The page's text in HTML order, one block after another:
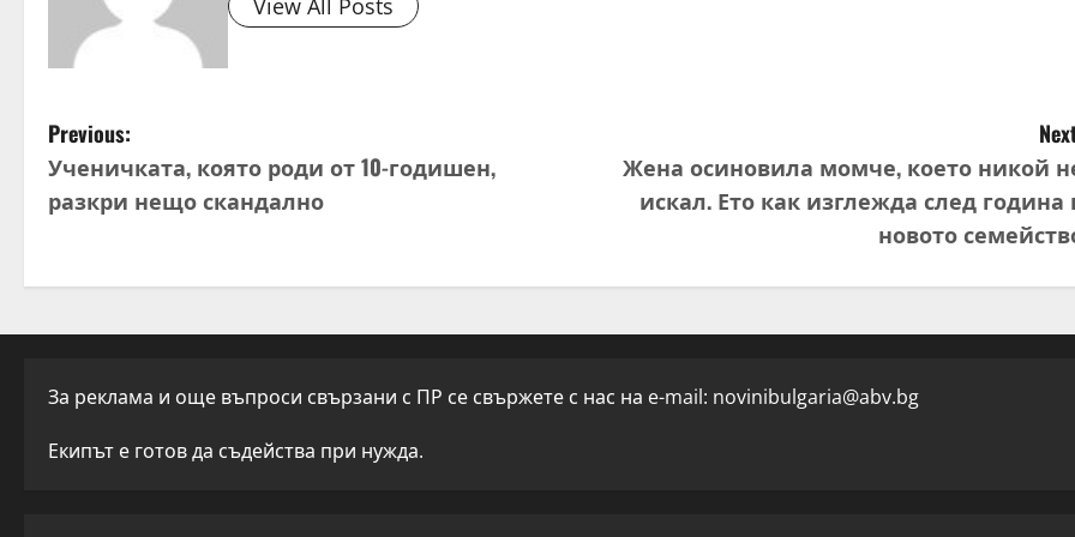
View All Posts
P
o
t
n
a
v
Previous:
Ученичката, която роди от 10-годишен,
разкри нещо скандално
Жена осиновила момче, което никой
искал. Ето как изглежда след година
новото
За реклама и още въпроси свързани с ПР се свържете с нас на e-mail: novinibulgaria@abv.bg
Екипът е готов да съдейства при нужда.